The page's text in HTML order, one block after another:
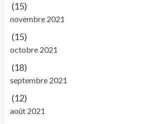
(15)
novembre 2021
(15)
octobre 2021
(18)
septembre 2021
(12)
août 2021